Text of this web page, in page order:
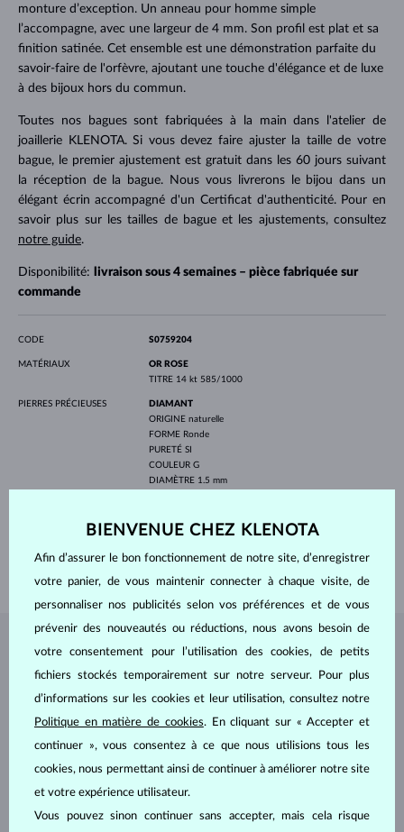
monture d’exception. Un anneau pour homme simple
l’accompagne, avec une largeur de 4 mm. Son profil est plat et sa
finition satinée. Cet ensemble est une démonstration parfaite du
savoir-faire de l'orfèvre, ajoutant une touche d'élégance et de luxe
à des bijoux hors du commun.
Toutes nos bagues sont fabriquées à la main dans l'atelier de
joaillerie KLENOTA. Si vous devez faire ajuster la taille de votre
bague, le premier ajustement est gratuit dans les 60 jours suivant
la réception de la bague. Nous vous livrerons le bijou dans un
élégant écrin accompagné d'un Certificat d'authenticité. Pour en
savoir plus sur les tailles de bague et les ajustements, consultez
notre guide.
Disponibilité:
livraison sous 4 semaines – pièce fabriquée sur
commande
CODE S0759204
MATÉRIAUX
OR ROSE
TITRE 14 kt 585/1000
PIERRES PRÉCIEUSES
DIAMANT
ORIGINE naturelle
FORME Ronde
PURETÉ SI
COULEUR G
DIAMÈTRE 1.5 mm
BIJOUX DEL'ATELIER KLENOTA
BIENVENUE CHEZ KLENOTA
Afin d’assurer le bon fonctionnement de notre site, d’enregistrer
votre panier, de vous maintenir connecter à chaque visite, de
personnaliser nos publicités selon vos préférences et de vous
prévenir des nouveautés ou réductions, nous avons besoin de
votre consentement pour l’utilisation des cookies, de petits
fichiers stockés temporairement sur notre serveur. Pour plus
d’informations sur les cookies et leur utilisation, consultez notre
Politique en matière de cookies. En cliquant sur « Accepter et
continuer », vous consentez à ce que nous utilisions tous les
cookies, nous permettant ainsi de continuer à améliorer notre site
et votre expérience utilisateur.
Vous pouvez sinon continuer sans accepter, mais cela risque